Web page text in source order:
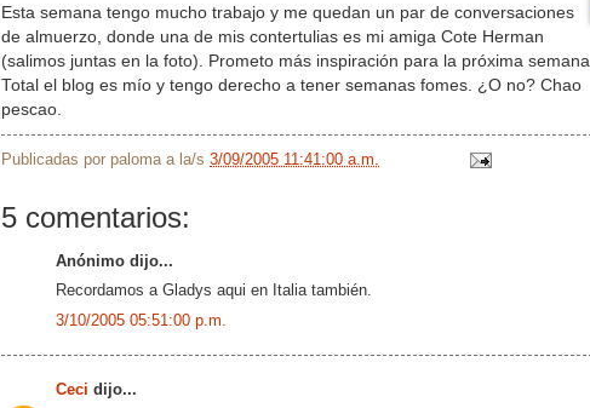
Esta semana tengo mucho trabajo y me quedan un par de conversaciones
de almuerzo, donde una de mis contertulias es mi amiga Cote Herman
(salimos juntas en la foto). Prometo más inspiración para la próxima semana.
Total el blog es mío y tengo derecho a tener semanas fomes. ¿O no? Chao
pescao.
Publicadas por paloma a la/s 3/09/2005 11:41:00 a.m.
5 comentarios:
Anónimo dijo...
Recordamos a Gladys aqui en Italia también.
3/10/2005 05:51:00 p.m.
Ceci dijo...